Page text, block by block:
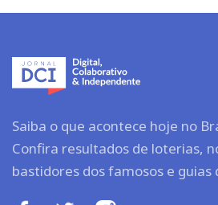
Saiba o que acontece hoje no
Confira resultados de loterias,
bastidores dos famosos e guias